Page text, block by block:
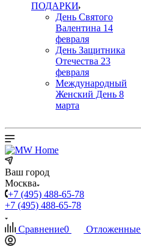
ПОДАРКИ
День Святого
Валентина 14
февраля
День Защитника
Отечества 23
февраля
Международный
Женский День 8
марта
Ваш город
Москва
+7 (495) 488-65-78
+7 (495) 488-65-78
Сравнение0 Отложенные